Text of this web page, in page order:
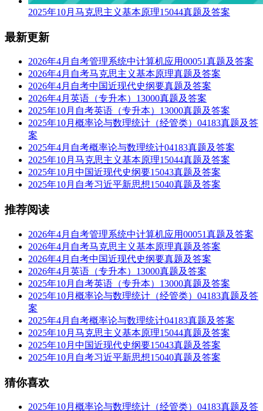
2025年10月马克思主义基本原理15044真题及答案
最新更新
2026年4月自考管理系统中计算机应用00051真题及答案
2026年4月自考马克思主义基本原理真题及答案
2026年4月自考中国近现代史纲要真题及答案
2026年4月英语（专升本）13000真题及答案
2025年10月自考英语（专升本）13000真题及答案
2025年10月概率论与数理统计（经管类）04183真题及答
案
2025年4月自考概率论与数理统计04183真题及答案
2025年10月马克思主义基本原理15044真题及答案
2025年10月中国近现代史纲要15043真题及答案
2025年10月自考习近平新思想15040真题及答案
推荐阅读
2026年4月自考管理系统中计算机应用00051真题及答案
2026年4月自考马克思主义基本原理真题及答案
2026年4月自考中国近现代史纲要真题及答案
2026年4月英语（专升本）13000真题及答案
2025年10月自考英语（专升本）13000真题及答案
2025年10月概率论与数理统计（经管类）04183真题及答
案
2025年4月自考概率论与数理统计04183真题及答案
2025年10月马克思主义基本原理15044真题及答案
2025年10月中国近现代史纲要15043真题及答案
2025年10月自考习近平新思想15040真题及答案
猜你喜欢
2025年10月概率论与数理统计（经管类）04183真题及答